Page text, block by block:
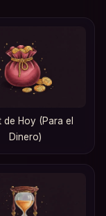
de Hoy (Para el
Dinero)